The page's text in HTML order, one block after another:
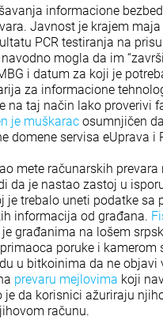
informacione
Javnost je krajem
PCR testiranja na
mogla da im
i datum za koji je
za informacione
na taj način lako proverivi
je muškarac osumnjičen
domene servisa eUprava
mete računarskih
da je nastao zastoj u
je trebalo uneti podatke
informacija od građana.
građanima na lošem
poruke i
u bitkoinima da ne
prevaru mejlovima koji
je da korisnici ažuriraju
računu.